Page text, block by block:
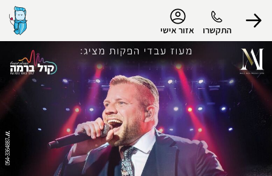
התקשרו אזור אישי
הפרופיל שלי
התנתק